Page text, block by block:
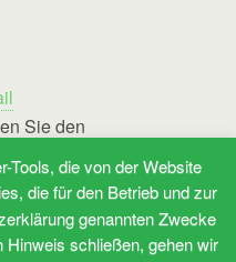
Sie den
. de“
Tools, die von der Website
die für den Betrieb und zur
genannten Zwecke
Hinweis schließen, gehen wir